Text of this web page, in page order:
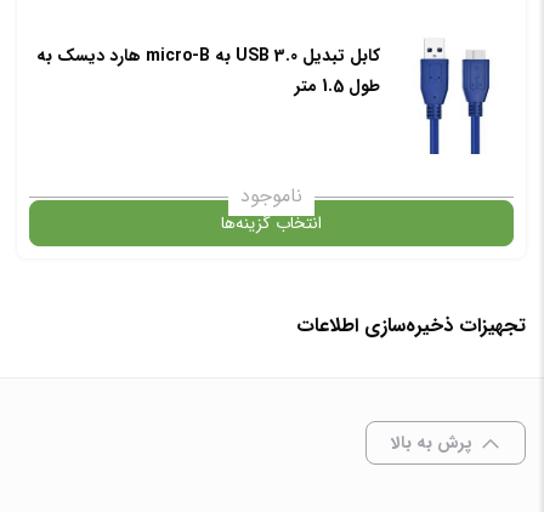
در حال حاضر این محصول در انبار موجود نیست و در دسترس نمی باشد.
✧ چت با پشتیبان واتس آپ
کابل تبدیل USB 3.0 به micro-B هارد دیسک به
طول 1.5 متر
ناموجود
انتخاب گزینه‌ها
در حال حاضر این محصول در انبار موجود نیست و در دسترس نمی باشد.
تجهیزات ذخیره‌سازی اطلاعات
پرش به بالا